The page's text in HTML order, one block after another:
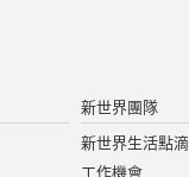
新世界團隊
新世界生活點滴
工作機會